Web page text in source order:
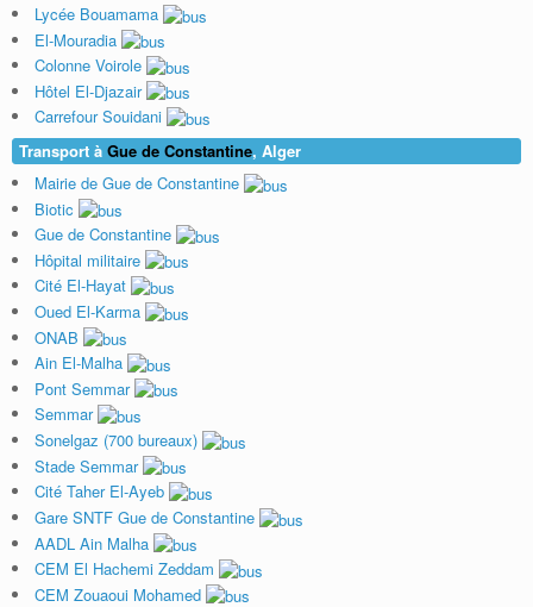
Lycée Bouamama
El-Mouradia
Colonne Voirole
Hôtel El-Djazair
Carrefour Souidani
Transport à Gue de Constantine, Alger
Mairie de Gue de Constantine
Biotic
Gue de Constantine
Hôpital militaire
Cité El-Hayat
Oued El-Karma
ONAB
Ain El-Malha
Pont Semmar
Semmar
Sonelgaz (700 bureaux)
Stade Semmar
Cité Taher El-Ayeb
Gare SNTF Gue de Constantine
AADL Ain Malha
CEM El Hachemi Zeddam
CEM Zouaoui Mohamed